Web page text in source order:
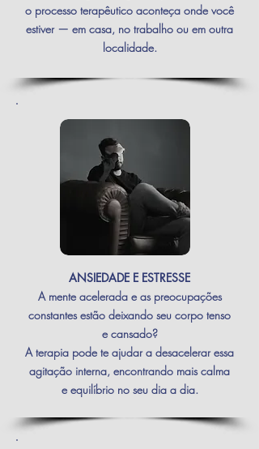
o processo terapêutico aconteça onde você
estiver — em casa, no trabalho ou em outra
localidade.
ANSIEDADE E ESTRESSE
A mente acelerada e as preocupações
constantes estão deixando seu corpo tenso
e cansado?
A terapia pode te ajudar a desacelerar essa
agitação interna, encontrando mais calma
e equilíbrio no seu dia a dia.